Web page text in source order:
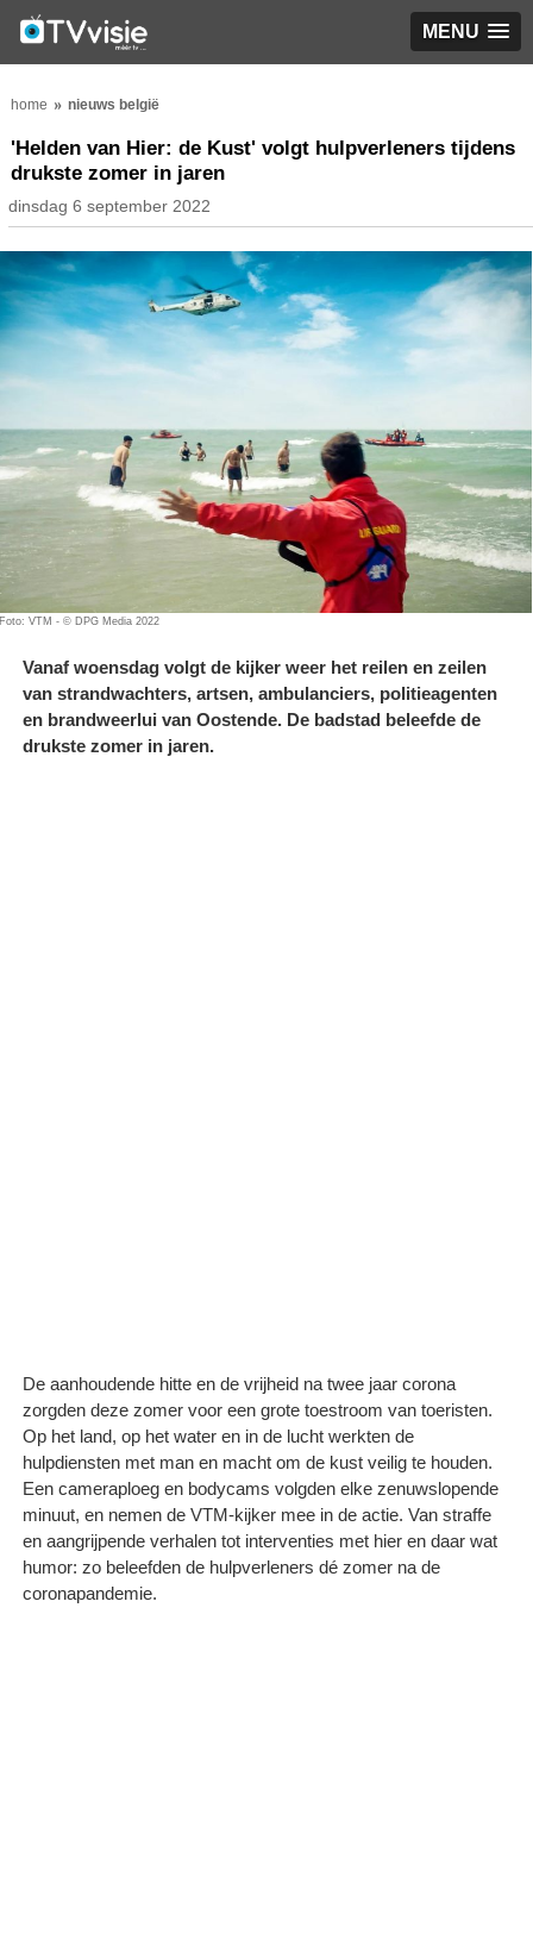
MENU
home nieuws belgië
'Helden van Hier: de Kust' volgt hulpverleners tijdens
drukste zomer in jaren
dinsdag 6 september 2022
Foto: VTM - © DPG Media 2022
Vanaf woensdag volgt de kijker weer het reilen en zeilen
van strandwachters, artsen, ambulanciers, politieagenten
en brandweerlui van Oostende. De badstad beleefde de
drukste zomer in jaren.
De aanhoudende hitte en de vrijheid na twee jaar corona
zorgden deze zomer voor een grote toestroom van toeristen.
Op het land, op het water en in de lucht werkten de
hulpdiensten met man en macht om de kust veilig te houden.
Een cameraploeg en bodycams volgden elke zenuwslopende
minuut, en nemen de VTM-kijker mee in de actie. Van straffe
en aangrijpende verhalen tot interventies met hier en daar wat
humor: zo beleefden de hulpverleners dé zomer na de
coronapandemie.